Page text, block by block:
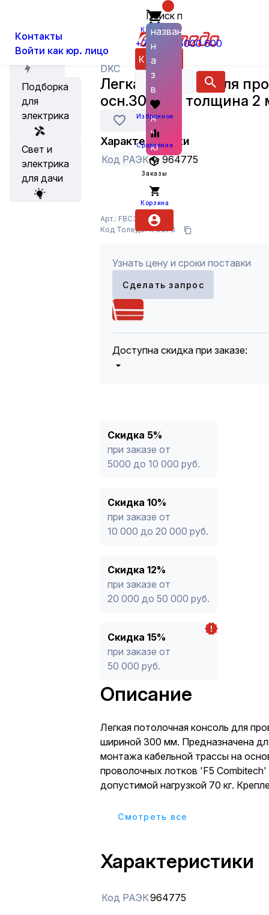
Контакты
Войти как юр. лицо
Корзина
+7 (800) 6000 600
Каталог
Поиск по
названию
н
а
з
в
а
н
и
ю
Избранное
Сравнение
Заказы
Корзина
Акции
Подборка
для
электрика
Свет и
электрика
для дачи
Кабеленесущие системы и
DKC
Легкая консоль для
осн.300 мм толщина 2
Характеристики
Код РАЭК 964775
Арт.: FBC3030
Код Толедо: 179370
Узнать цену и сроки поставки
Сделать запрос
Доступна скидка при заказе:
* -Для заказов, состоящих
продукции, максимальная скидка
Скидка 5%
при заказе от
5000 до 10 000 руб.
Скидка 10%
при заказе от
10 000 до 20 000 руб.
Скидка 12%
при заказе от
20 000 до 50 000 руб.
Скидка 15%
при заказе от
50 000 руб.
Описание
Легкая потолочная консоль для
шириной 300 мм. Предназначена
монтажа кабельной трассы на
проволочных лотков 'F5
допустимой нагрузкой 70 кг.
Толщина стали - 2 мм.
Cмотреть все
Характеристики
Код РАЭК964775